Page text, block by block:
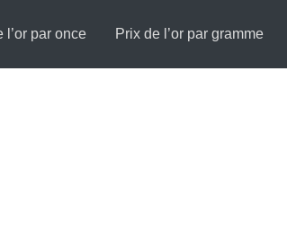
l’or par once Prix de l’or par gramme